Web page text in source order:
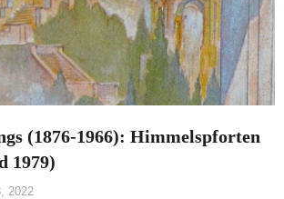
(1876-1966): Himmelspforten
1979)
2022